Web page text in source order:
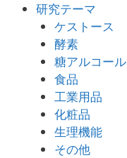
研究テーマ
ケストース
酵素
糖アルコール
食品
工業用品
化粧品
生理機能
その他